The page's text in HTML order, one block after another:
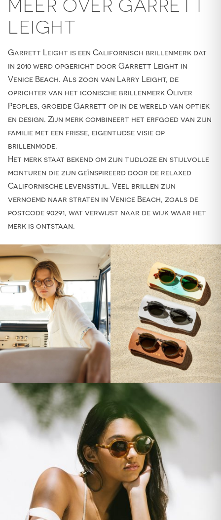
MEER OVER GARRETT
LEIGHT
Garrett Leight is een Californisch brillenmerk dat
in 2010 werd opgericht door Garrett Leight in
Venice Beach. Als zoon van Larry Leight, de
oprichter van het iconische brillenmerk Oliver
Peoples, groeide Garrett op in de wereld van optiek
en design. Zijn merk combineert het erfgoed van zijn
familie met een frisse, eigentijdse visie op
brillenmode.
Het merk staat bekend om zijn tijdloze en stijlvolle
monturen die zijn geïnspireerd door de relaxed
Californische levensstijl. Veel brillen zijn
vernoemd naar straten in Venice Beach, zoals de
postcode 90291, wat verwijst naar de wijk waar het
merk is ontstaan.